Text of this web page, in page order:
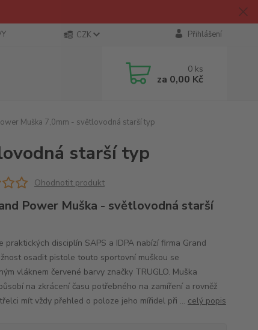
CZK Přihlášení
0 ks
za 0,00 Kč
Muška 7,0mm - světlovodná starší typ
starší typ
Ohodnotit produkt
Power Muška - světlovodná starší
praktických disciplín SAPS a IDPA nabízí firma Grand
osadit pistole touto sportovní muškou se
vláknem červené barvy značky TRUGLO. Muška
na zkrácení času potřebného na zamíření a rovněž
mít vždy přehled o poloze jeho mířidel při ... celý popis